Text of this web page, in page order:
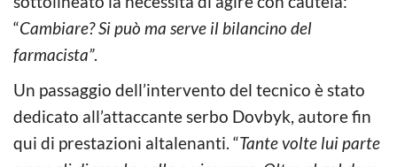
“Cambiare? Si può ma serve il bilancino del
farmacista”.
Un passaggio dell’intervento del tecnico è stato
dedicato all’attaccante serbo Dovbyk, autore fin
qui di prestazioni altalenanti. “Tante volte lui parte